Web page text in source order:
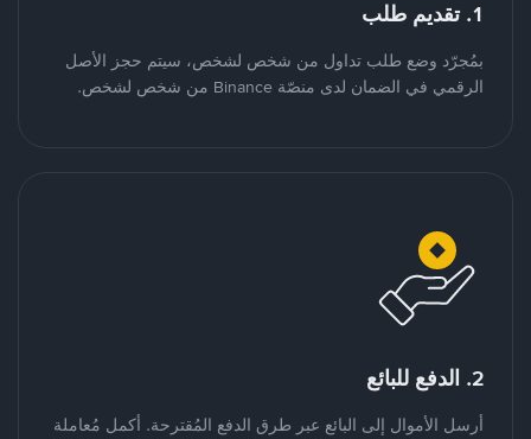
1. تقديم طلب
بمُجرّد وضع طلب تداول من شخص لشخص، سيتم حجز الأصل
الرقمي في الضمان لدى منصّة Binance من شخص لشخص.
2. الدفع للبائع
أرسل الأموال إلى البائع عبر طرق الدفع المُقترحة. أكمل مُعاملة